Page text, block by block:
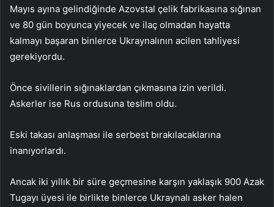
Mayıs ayına gelindiğinde Azovstal çelik fabrikasına sığınan
ve 80 gün boyunca yiyecek ve ilaç olmadan hayatta
kalmayı başaran binlerce Ukraynalının acilen tahliyesi
gerekiyordu.
Önce sivillerin sığınaklardan çıkmasına izin verildi.
Askerler ise Rus ordusuna teslim oldu.
Eski takası anlaşması ile serbest bırakılacaklarına
inanıyorlardı.
Ancak iki yıllık bir süre geçmesine karşın yaklaşık 900 Azak
Tugayı üyesi ile birlikte binlerce Ukraynalı asker halen